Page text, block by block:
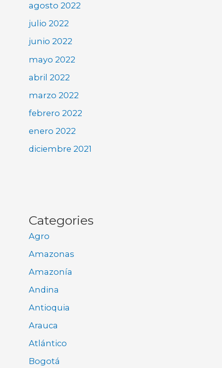
agosto 2022
julio 2022
junio 2022
mayo 2022
abril 2022
marzo 2022
febrero 2022
enero 2022
diciembre 2021
Categories
Agro
Amazonas
Amazonía
Andina
Antioquia
Arauca
Atlántico
Bogotá